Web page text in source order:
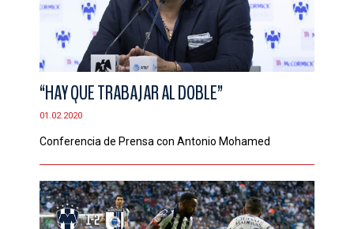
“HAY QUE TRABAJAR AL DOBLE”
01.02.2020
Conferencia de Prensa con Antonio Mohamed